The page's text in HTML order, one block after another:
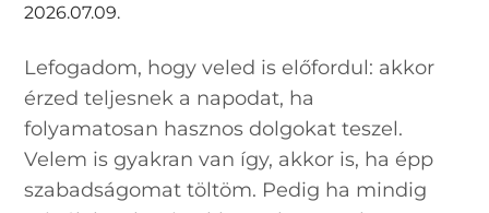
2026.07.09.
Lefogadom, hogy veled is előfordul: akkor
érzed teljesnek a napodat, ha
folyamatosan hasznos dolgokat teszel.
Velem is gyakran van így, akkor is, ha épp
szabadságomat töltöm. Pedig ha mindig